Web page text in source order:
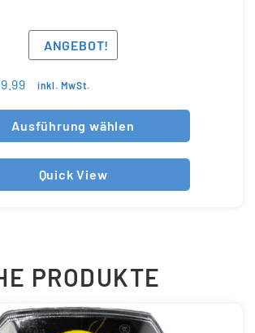
ANGEBOT!
inkl. MwSt.
Ausführung wählen
Quick View
PRODUKTE